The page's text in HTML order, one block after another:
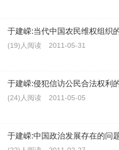
于建嵘:当代中国农民维权组织
(19)人阅读 2011-05-31
于建嵘:侵犯信访公民合法权利
(24)人阅读 2011-05-05
于建嵘:中国政治发展存在的问